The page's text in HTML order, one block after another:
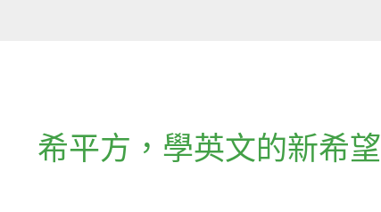
希平方 ， 學英文的新希望